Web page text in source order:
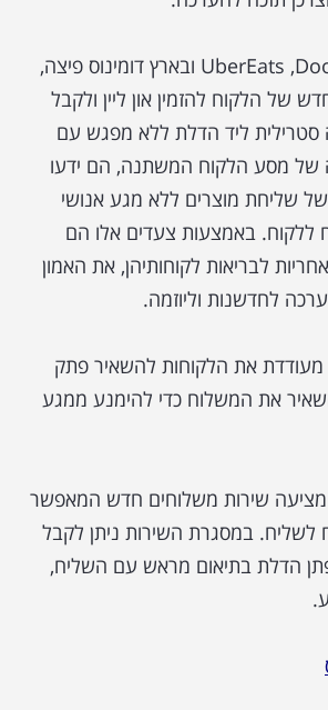
UberEats ,DoorDash ,Amazon ובארץ דומינוס פיצה,
של הלקוח להזמין און ליין ולקבל
סטרילית ליד הדלת ללא מפגש עם
של מסע הלקוח המשתנה, הם ידעו
שליחת מוצרים ללא מגע אנושי
ללקוח. באמצעות צעדים אלו הם
לבריאות לקוחותיהן, את האמון
לחדשנות וליוזמה.
חברת DoorDash מעודדת את הלקוחות להשאיר פתק
את המשלוח כדי להימנע ממגע
מציעה שירות משלוחים חדש המאפשר
לשליח. במסגרת השירות ניתן לקבל
הדלת בתיאום מראש עם השליח,